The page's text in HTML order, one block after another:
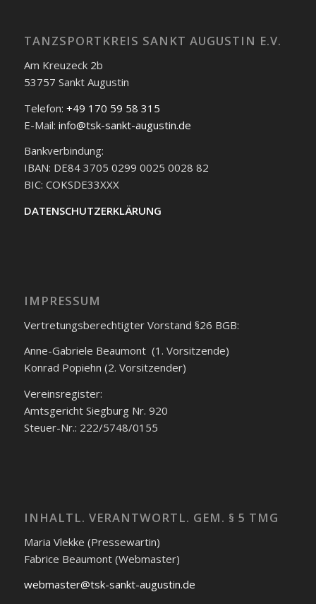
TANZSPORTKREIS SANKT AUGUSTIN E.V.
Am Kreuzeck 2b
53757 Sankt Augustin
Telefon: +49 170 59 58 315
E-Mail: info@tsk-sankt-augustin.de
Bankverbindung:
IBAN: DE84 3705 0299 0025 0028 82
BIC: COKSDE33XXX
DATENSCHUTZERKLÄRUNG
IMPRESSUM
Vertretungsberechtigter Vorstand §26 BGB:
Anne-Gabriele Beaumont (1. Vorsitzende)
Konrad Popiehn (2. Vorsitzender)
Vereinsregister:
Amtsgericht Siegburg Nr. 920
Steuer-Nr.: 222/5748/0155
INHALTL. VERANTWORTL. GEM. § 5 TMG
Maria Vlekke (Pressewartin)
Fabrice Beaumont (Webmaster)
webmaster@tsk-sankt-augustin.de